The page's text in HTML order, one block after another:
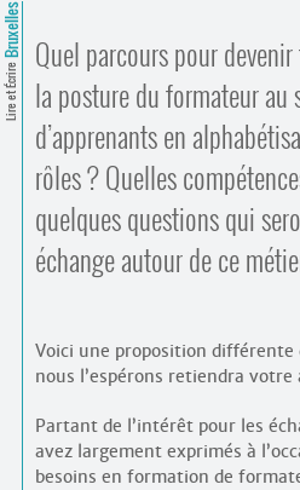
Lire et Écrire
Bruxelles Quel parcours pour
la posture du formateur au
d’apprenants en
rôles ? Quelles
quelques questions qui
échange autour de ce
Voici une proposition
nous l’espérons retiendra
Partant de l’intérêt pour les
avez largement exprimés à
besoins en formation de